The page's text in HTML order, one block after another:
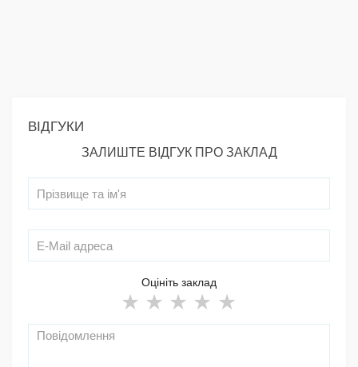
ВІДГУКИ
ЗАЛИШТЕ ВІДГУК ПРО ЗАКЛАД
Оцініть заклад